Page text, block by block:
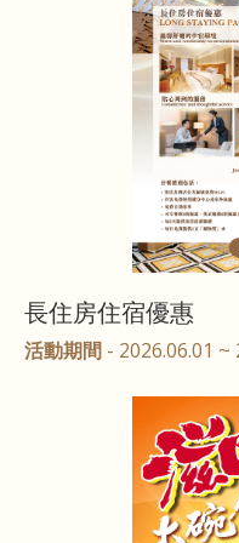
長住房住宿優惠
活動期間 - 2026.06.01 ~